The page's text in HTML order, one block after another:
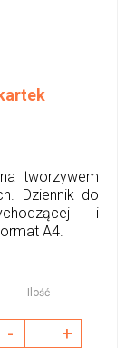
tworzywem
Dziennik do
i
A4.
Ilość
- +